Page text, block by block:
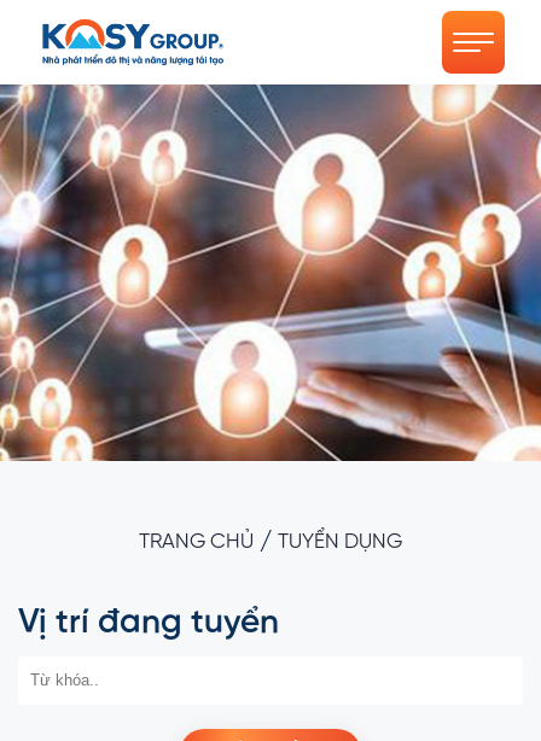
TRANG CHỦ / TUYỂN DỤNG
Vị trí đang tuyển